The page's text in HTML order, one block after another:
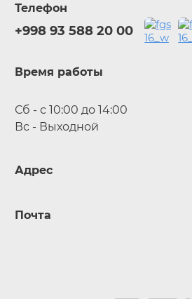
Телефон
+998 93 588 20 00
Время работы
Сб - с 10:00 до 14:00
Вс - Выходной
Адрес
Почта